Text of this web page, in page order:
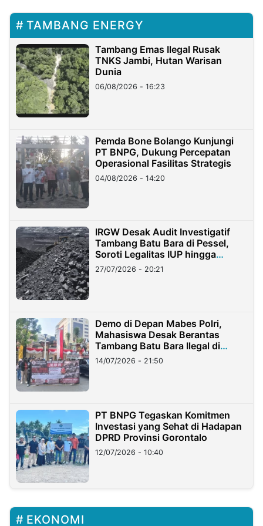
TAMBANG ENERGY
Tambang Emas Ilegal Rusak
TNKS Jambi, Hutan Warisan
Dunia
06/08/2026 - 16:23
Pemda Bone Bolango Kunjungi
PT BNPG, Dukung Percepatan
Operasional Fasilitas Strategis
04/08/2026 - 14:20
IRGW Desak Audit Investigatif
Tambang Batu Bara di Pessel,
Soroti Legalitas IUP hingga
Stockpile
27/07/2026 - 20:21
Demo di Depan Mabes Polri,
Mahasiswa Desak Berantas
Tambang Batu Bara Ilegal di
Lampung
14/07/2026 - 21:50
PT BNPG Tegaskan Komitmen
Investasi yang Sehat di Hadapan
DPRD Provinsi Gorontalo
12/07/2026 - 10:40
EKONOMI